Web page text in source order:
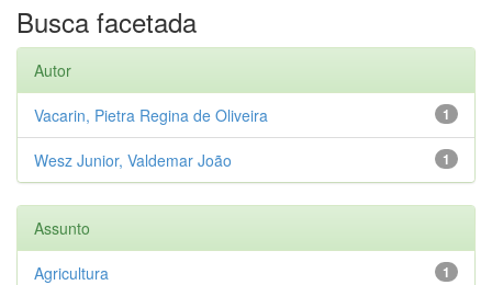
Busca facetada
Autor
1
Vacarin, Pietra Regina de Oliveira
1
Wesz Junior, Valdemar João
Assunto
1
Agricultura